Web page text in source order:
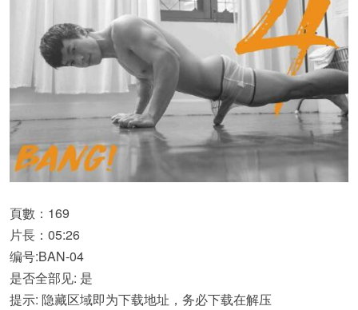
頁數：169
片長：05:26
编号:BAN-04
是否全部见: 是
提示: 隐藏区域即为下载地址，务必下载在解压